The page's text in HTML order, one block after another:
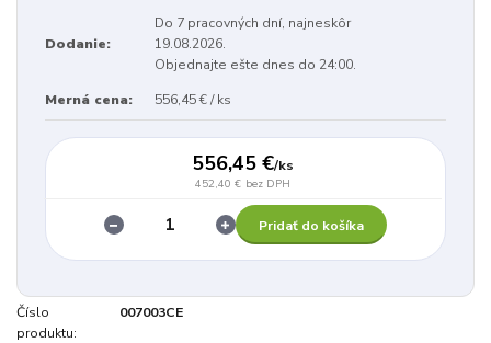
Dodanie:
Do 7 pracovných dní, najneskôr
19.08.2026.
Objednajte ešte dnes do 24:00.
Merná cena: 556,45 € / ks
556,45 €/ks
452,40 € bez DPH
Pridať do košíka
Číslo
produktu:
007003CE